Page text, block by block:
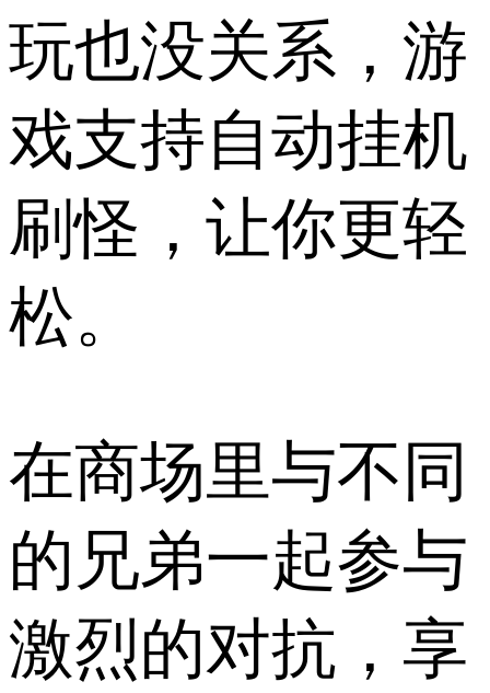
玩也没关系，游
戏支持自动挂机
刷怪，让你更轻
松。
在商场里与不同
的兄弟一起参与
激烈的对抗，享